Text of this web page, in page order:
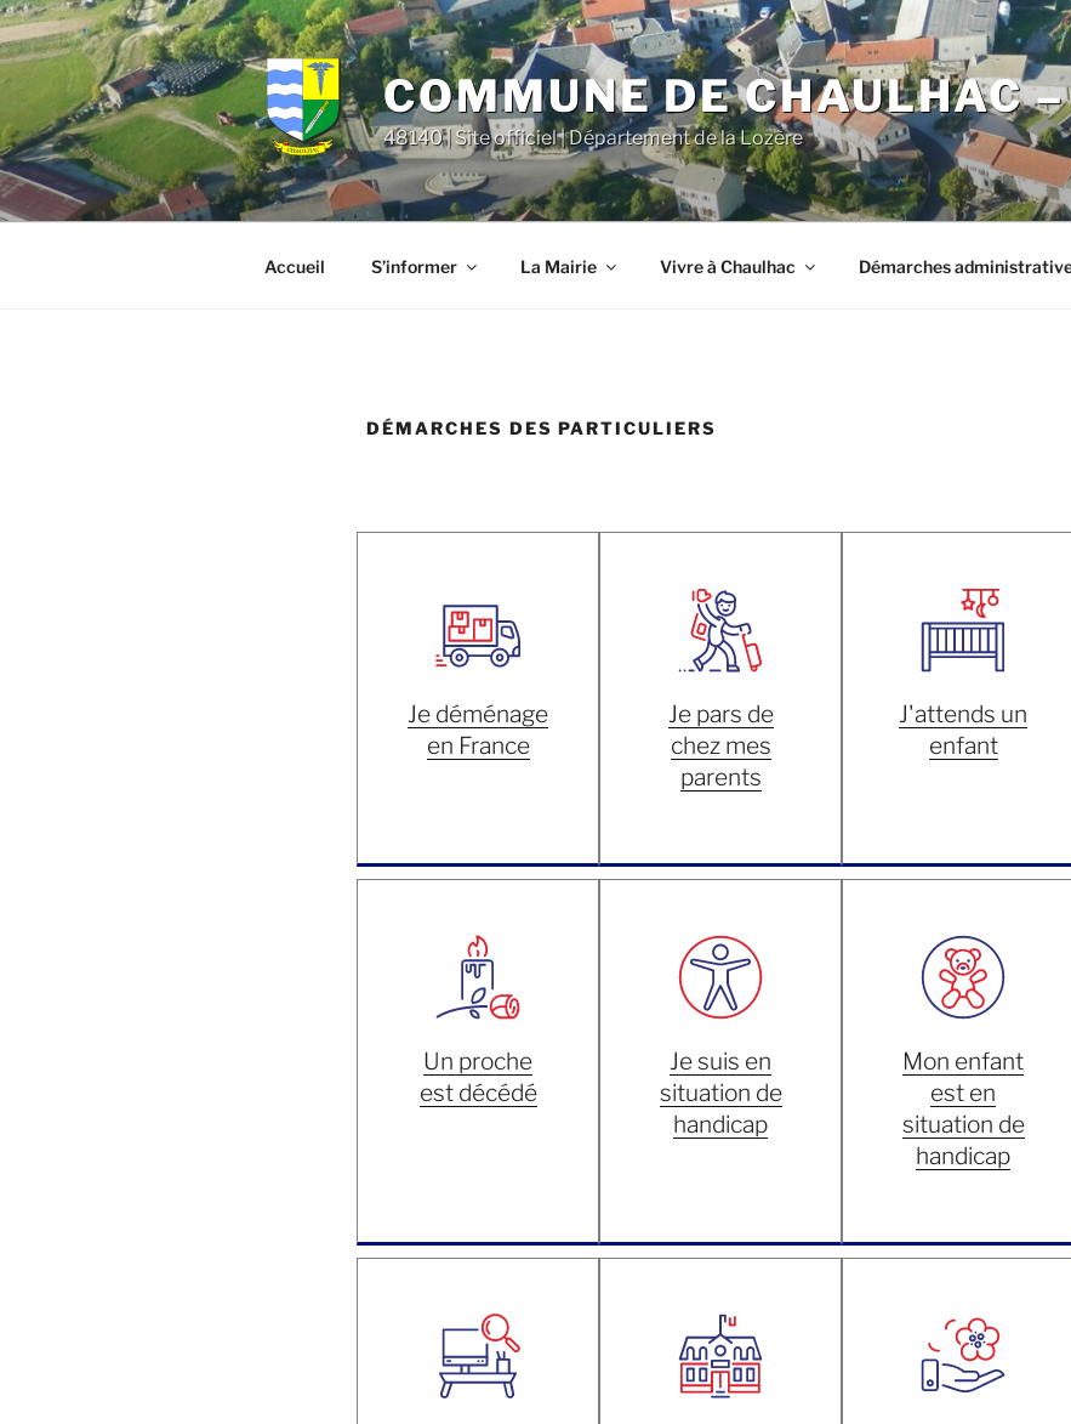
principal
Aller
au
contenu
principal
COMMUNE DE CHAULHAC
48140 | Site officiel | Département de la Lozère
Accueil S’informer La Mairie Vivre à Chaulhac Démarches
DÉMARCHES DES PARTICULIERS
Je déménage
en France
Je pars de
chez mes
parents
J'attends un
enfant
Un proche
est décédé
Je suis en
situation de
handicap
Mon enfant
est en
situation de
handicap